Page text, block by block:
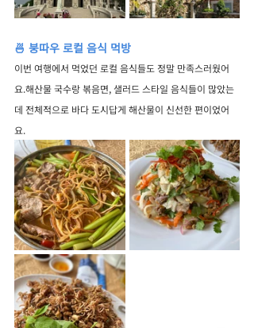
🍜 붕따우 로컬 음식 먹방
이번 여행에서 먹었던 로컬 음식들도 정말 만족스러웠어
요.해산물 국수랑 볶음면, 샐러드 스타일 음식들이 많았는
데 전체적으로 바다 도시답게 해산물이 신선한 편이었어
요.